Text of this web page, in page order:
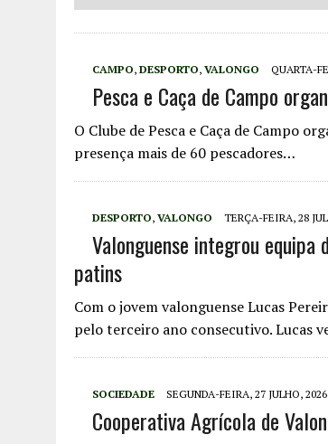
CAMPO, DESPORTO, VALONGO QUARTA-
Pesca e Caça de Campo
O Clube de Pesca e Caça de Campo
presença mais de 60 pescadores…
DESPORTO, VALONGO TERÇA-FEIRA, 28
Valonguense integrou equipa
patins
Com o jovem valonguense Lucas
pelo terceiro ano consecutivo. Lucas
SOCIEDADE SEGUNDA-FEIRA, 27 JULHO, 2026
Cooperativa Agrícola de